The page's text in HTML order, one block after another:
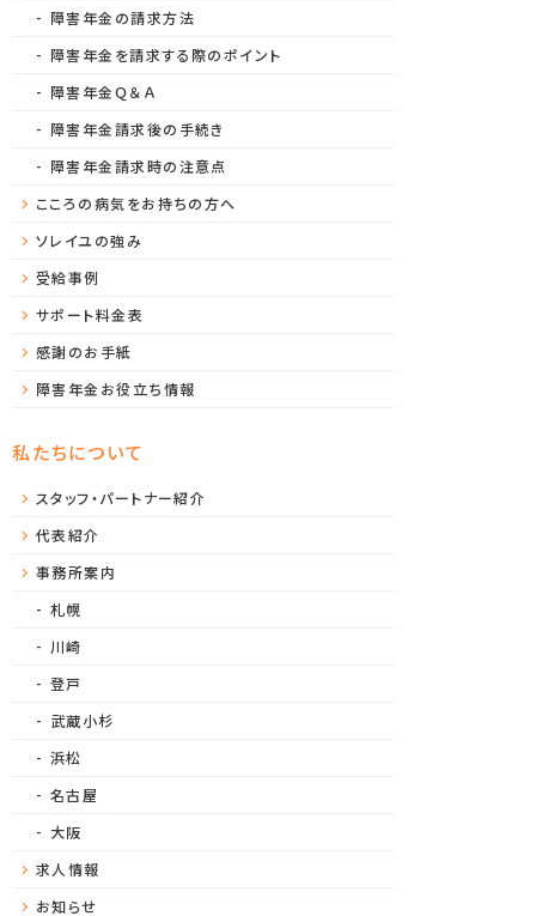
障害年金の請求方法
障害年金を請求する際のポイント
障害年金Ｑ＆Ａ
障害年金請求後の手続き
障害年金請求時の注意点
こころの病気をお持ちの方へ
ソレイユの強み
受給事例
サポート料金表
感謝のお手紙
障害年金お役立ち情報
私たちについて
スタッフ・パートナー紹介
代表紹介
事務所案内
札幌
川崎
登戸
武蔵小杉
浜松
名古屋
大阪
求人情報
お知らせ